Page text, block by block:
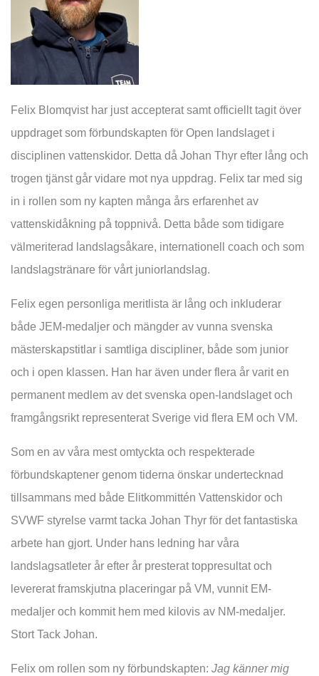
Felix Blomqvist har just accepterat samt officiellt tagit över
uppdraget som förbundskapten för Open landslaget i
disciplinen vattenskidor. Detta då Johan Thyr efter lång och
trogen tjänst går vidare mot nya uppdrag. Felix tar med sig
in i rollen som ny kapten många års erfarenhet av
vattenskidåkning på toppnivå. Detta både som tidigare
välmeriterad landslagsåkare, internationell coach och som
landslagstränare för vårt juniorlandslag.
Felix egen personliga meritlista är lång och inkluderar
både JEM-medaljer och mängder av vunna svenska
mästerskapstitlar i samtliga discipliner, både som junior
och i open klassen. Han har även under flera år varit en
permanent medlem av det svenska open-landslaget och
framgångsrikt representerat Sverige vid flera EM och VM.
Som en av våra mest omtyckta och respekterade
förbundskaptener genom tiderna önskar undertecknad
tillsammans med både Elitkommittén Vattenskidor och
SVWF styrelse varmt tacka Johan Thyr för det fantastiska
arbete han gjort. Under hans ledning har våra
landslagsatleter år efter år presterat toppresultat och
levererat framskjutna placeringar på VM, vunnit EM-
medaljer och kommit hem med kilovis av NM-medaljer.
Stort Tack Johan.
Felix om rollen som ny förbundskapten: Jag känner mig